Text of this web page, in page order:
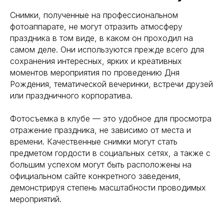
Снимки, полученные на профессиональном
фотоаппарате, не могут отразить атмосферу
праздника в том виде, в каком он проходил на
самом деле. Они используются прежде всего для
сохранения интересных, ярких и креативных
моментов мероприятия по проведению Дня
Рождения, тематической вечеринки, встречи друзей
или праздничного корпоратива.
Фотосъемка в клубе — это удобное для просмотра
отражение праздника, не зависимо от места и
времени. Качественные снимки могут стать
предметом гордости в социальных сетях, а также с
большим успехом могут быть расположены на
официальном сайте конкретного заведения,
демонстрируя степень масштабности проводимых
мероприятий.
ЗАКАЗАТЬ СЪЕМКУ